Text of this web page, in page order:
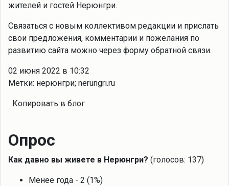
жителей и гостей Нерюнгри.
Связаться с новым коллективом редакции и прислать
свои предложения, комментарии и пожелания по
развитию сайта можно через форму обратной связи.
02 июня 2022 в 10:32
Метки: нерюнгри; nerungri.ru
Копировать в блог
Опрос
Как давно вы живете в Нерюнгри? (голосов: 137)
Менее года - 2 (1%)